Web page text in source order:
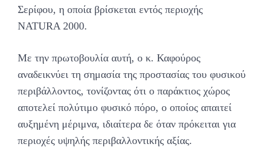
Σερίφου, η οποία βρίσκεται εντός περιοχής
NATURA 2000.
Με την πρωτοβουλία αυτή, ο κ. Καφούρος
αναδεικνύει τη σημασία της προστασίας του φυσικού
περιβάλλοντος, τονίζοντας ότι ο παράκτιος χώρος
αποτελεί πολύτιμο φυσικό πόρο, ο οποίος απαιτεί
αυξημένη μέριμνα, ιδιαίτερα δε όταν πρόκειται για
περιοχές υψηλής περιβαλλοντικής αξίας.